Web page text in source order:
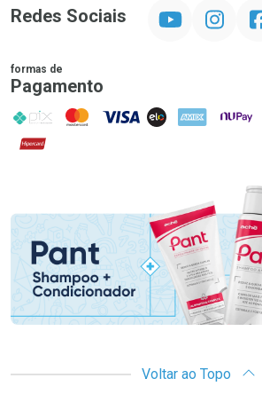
Redes Sociais Instagram
formas de
Pagamento
PIX MasterCard
VISA ELO AMEX NuPay
Hipercard
Promoção em Destaque
Voltar ao Topo